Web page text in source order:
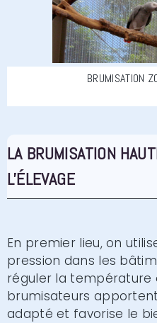
BRUMISATION
LA BRUMISATION
L'ÉLEVAGE
En premier lieu, on
pression dans les
réguler la température
brumisateurs
adapté et favorise le